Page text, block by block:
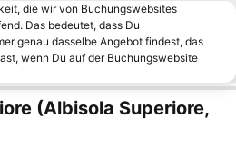
die wir von Buchungswebsites
Das bedeutet, dass Du
genau dasselbe Angebot findest, das
wenn Du auf der Buchungswebsite
(Albisola Superiore,